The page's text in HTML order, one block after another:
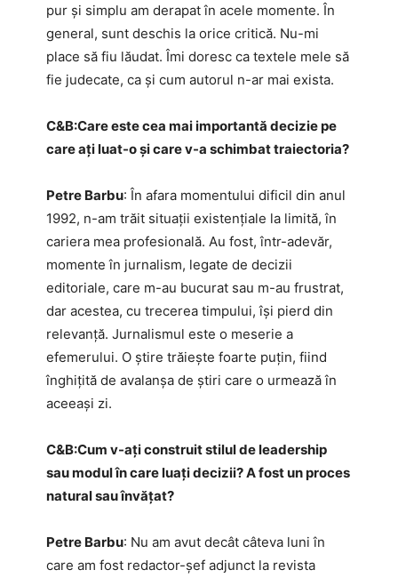
pur și simplu am derapat în acele momente. În
general, sunt deschis la orice critică. Nu-mi
place să fiu lăudat. Îmi doresc ca textele mele să
fie judecate, ca și cum autorul n-ar mai exista.
C&B:​Care este cea mai importantă decizie pe
care ați luat-o și care v-a schimbat traiectoria?
Petre Barbu: În afara momentului dificil din anul
1992, n-am trăit situații existențiale la limită, în
cariera mea profesională. Au fost, într-adevăr,
momente în jurnalism, legate de decizii
editoriale, care m-au bucurat sau m-au frustrat,
dar acestea, cu trecerea timpului, își pierd din
relevanță. Jurnalismul este o meserie a
efemerului. O știre trăiește foarte puțin, fiind
înghițită de avalanșa de știri care o urmează în
aceeași zi.
C&B:​Cum v-ați construit stilul de leadership
sau modul în care luați decizii? A fost un proces
natural sau învățat?
Petre Barbu: Nu am avut decât câteva luni în
care am fost redactor-șef adjunct la revista